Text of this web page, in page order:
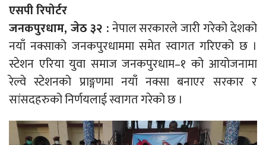
एसपी रिपोर्टर
जनकपुरधाम, जेठ ३२ :नेपाल सरकारले जारी गरेको देशको
नयाँ नक्साको जनकपुरधाममा समेत स्वागत गरिएको छ ।
स्टेशन एरिया युवा समाज जनकपुरधाम–१ को आयोजनामा
रेल्वे स्टेशनको प्राङ्गणमा नयाँ नक्सा बनाएर सरकार र
सांसदहरुको निर्णयलाई स्वागत गरेको छ ।